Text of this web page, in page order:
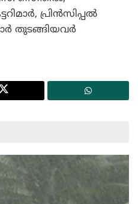
പ്രിന്‍സിപ്പല്‍
തുടങ്ങിയവര്‍